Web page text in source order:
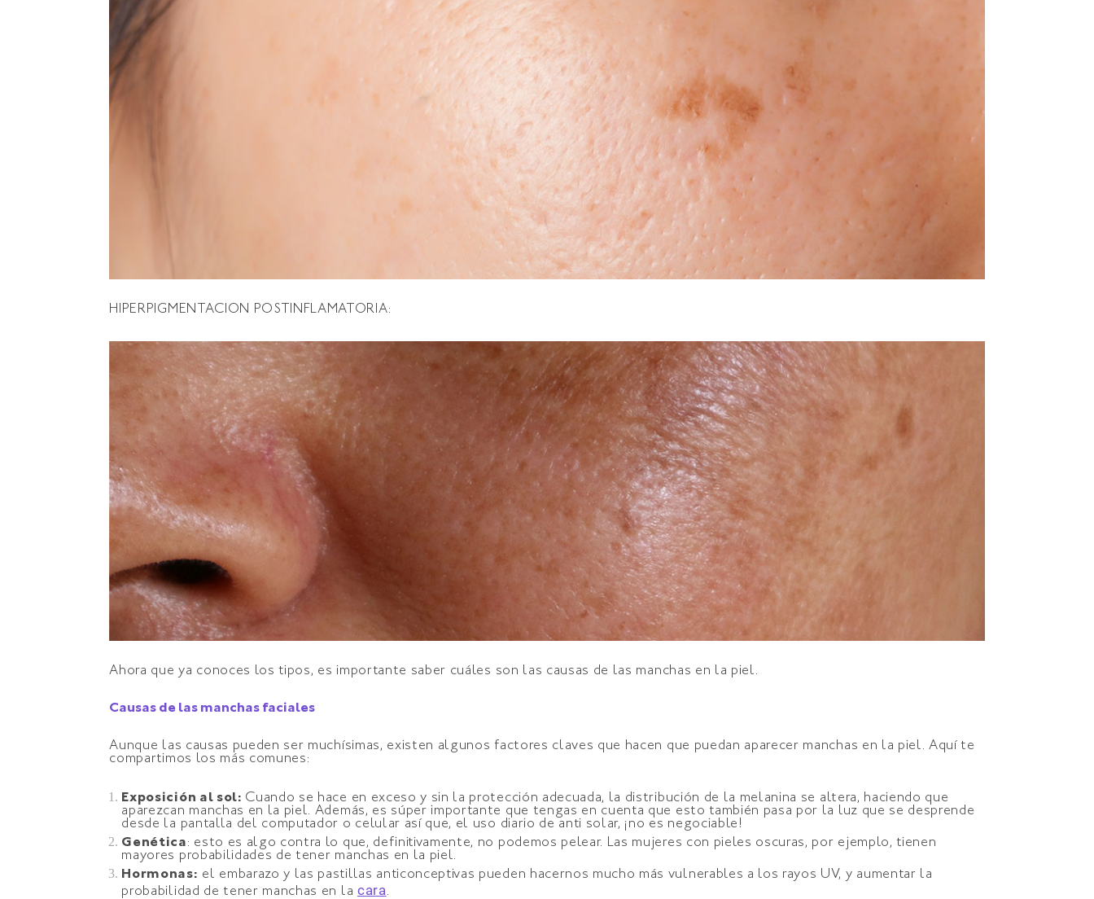
HIPERPIGMENTACION POSTINFLAMATORIA:
Ahora que ya conoces los tipos, es importante saber cuáles son las causas de las manchas en la piel.
Causas de las manchas faciales
Aunque las causas pueden ser muchísimas, existen algunos factores claves que hacen que puedan aparecer manchas en la piel. Aquí te
compartimos los más comunes:
Exposición al sol: Cuando se hace en exceso y sin la protección adecuada, la distribución de la melanina se altera, haciendo que
aparezcan manchas en la piel. Además, es súper importante que tengas en cuenta que esto también pasa por la luz que se desprende
desde la pantalla del computador o celular así que, el uso diario de anti solar, ¡no es negociable!
Genética : esto es algo contra lo que, definitivamente, no podemos pelear. Las mujeres con pieles oscuras, por ejemplo, tienen
mayores probabilidades de tener manchas en la piel.
Hormonas: el embarazo y las pastillas anticonceptivas pueden hacernos mucho más vulnerables a los rayos UV, y aumentar la
probabilidad de tener manchas en la cara .